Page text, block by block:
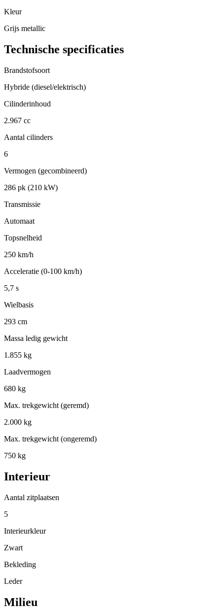
Kleur
Grijs metallic
Technische specificaties
Brandstofsoort
Hybride (diesel/elektrisch)
Cilinderinhoud
2.967 cc
Aantal cilinders
6
Vermogen (gecombineerd)
286 pk (210 kW)
Transmissie
Automaat
Topsnelheid
250 km/h
Acceleratie (0-100 km/h)
5,7 s
Wielbasis
293 cm
Massa ledig gewicht
1.855 kg
Laadvermogen
680 kg
Max. trekgewicht (geremd)
2.000 kg
Max. trekgewicht (ongeremd)
750 kg
Interieur
Aantal zitplaatsen
5
Interieurkleur
Zwart
Bekleding
Leder
Milieu